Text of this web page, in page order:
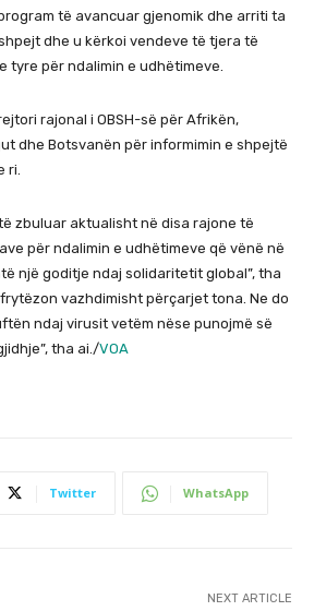
të avancuar gjenomik dhe arriti ta
dhe u kërkoi vendeve të tjera të
tyre për ndalimin e udhëtimeve.
rajonal i OBSH-së për Afrikën,
dhe Botsvanën për informimin e shpejtë
ri.
zbuluar aktualisht në disa rajone të
për ndalimin e udhëtimeve që vënë në
një goditje ndaj solidaritetit global”, tha
vazhdimisht përçarjet tona. Ne do
ndaj virusit vetëm nëse punojmë së
tha ai./VOA
Twitter WhatsApp
NEXT ARTICLE